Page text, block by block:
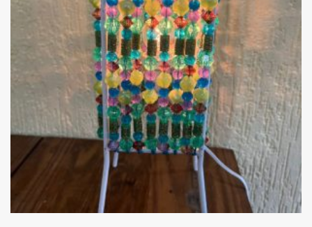
Add
ao
Favoritos